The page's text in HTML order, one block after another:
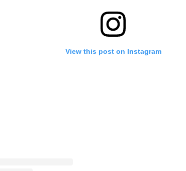
View this post on Instagram